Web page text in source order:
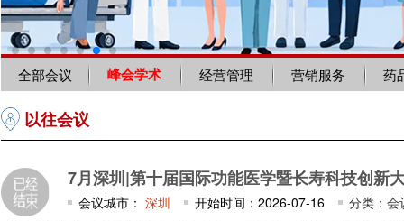
全部会议 峰会学术 经营管理 营销服务 药
以往会议
7月深圳|第十届国际功能医学暨长寿科技创新
会议城市： 深圳 开始时间：2026-07-16 分类：会